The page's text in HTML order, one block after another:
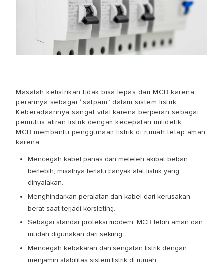
Masalah kelistrikan tidak bisa lepas dari MCB karena
perannya sebagai “satpam” dalam sistem listrik.
Keberadaannya sangat vital karena berperan sebagai
pemutus aliran listrik dengan kecepatan milidetik.
MCB membantu penggunaan listrik di rumah tetap aman
karena:
Mencegah kabel panas dan meleleh akibat beban
berlebih, misalnya terlalu banyak alat listrik yang
dinyalakan.
Menghindarkan peralatan dan kabel dari kerusakan
berat saat terjadi korsleting.
Sebagai standar proteksi modern, MCB lebih aman dan
mudah digunakan dari sekring.
Mencegah kebakaran dan sengatan listrik dengan
menjamin stabilitas sistem listrik di rumah.